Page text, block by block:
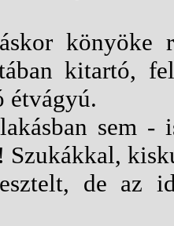
könyöke
kitartó,
étvágyú.
sem -
Szukákkal,
de az